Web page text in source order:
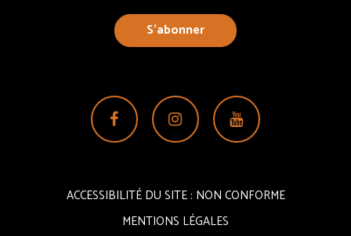
S’abonner
Lien
vers
compte
Facebook
Lien
vers
compte
Instagram
Lien
vers
chaîne
ACCESSIBILITÉ DU SITE : NON CONFORME
MENTIONS LÉGALES